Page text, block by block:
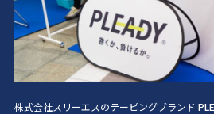
株式会社スリーエスのテーピングブランド